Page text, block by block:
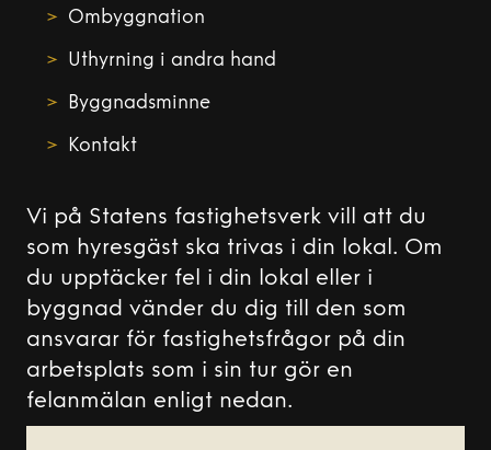
Ombyggnation
Uthyrning i andra hand
Byggnadsminne
Kontakt
Vi på Statens fastighetsverk vill att du
som hyresgäst ska trivas i din lokal. Om
du upptäcker fel i din lokal eller i
byggnad vänder du dig till den som
ansvarar för fastighetsfrågor på din
arbetsplats som i sin tur gör en
felanmälan enligt nedan.